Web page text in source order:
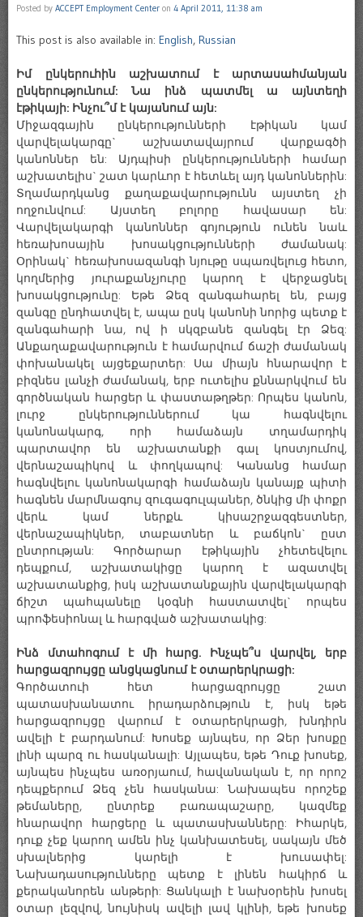
Posted by ACCEPT Employment Center on 4 April 2011, 11:38 am
This post is also available in: English, Russian
Իմ ընկերուհին աշխատում է արտասահմանյան
ընկերությունում: Նա ինձ պատմել ա այնտեղի
էթիկայի: Ինչու՞մ է կայանում այն:
Միջազգային ընկերությունների էթիկան կամ
վարվելակարգը` աշխատավայրում վարքագծի
կանոններ են: Այդպիսի ընկերությունների համար
աշխատելիս` շատ կարևոր է հետևել այդ կանոններին:
Տղամարդկանց քաղաքավարությունն այստեղ չի
ողջունվում: Այստեղ բոլորը հավասար են:
Վարվելակարգի կանոններ գոյություն ունեն նաև
հեռախոսային խոսակցությունների ժամանակ:
Օրինակ` հեռախոսազանգի նյութը սպառվելուց հետո,
կողմերից յուրաքանչյուրը կարող է վերջացնել
խոսակցությունը: Եթե Ձեզ զանգահարել են, բայց
զանգը ընդհատվել է, ապա ըսկ կանոնի նորից պետք է
զանգահարի նա, ով ի սկզբանե զանգել էր Ձեզ:
Անքաղաքավարություն է համարվում ճաշի ժամանակ
փոխանակել այցեքարտեր: Սա միայն հնարավոր է
բիզնես լանչի ժամանակ, երբ ուտելիս քննարկվում են
գործնական հարցեր և փաստաթղթեր: Որպես կանոն,
լուրջ ընկերություններում կա հագնվելու
կանոնակարգ, որի համաձայն տղամարդիկ
պարտավոր են աշխատանքի գալ կոստյումով,
վերնաշապիկով և փողկապով: Կանանց համար
հագնվելու կանոնակարգի համաձայն կանայք պիտի
հագնեն մարմնագույ զուգագուլպաներ, ծնկից մի փոքր
վերև կամ ներքև կիսաշրջազգեստներ,
վերնաշապիկներ, տաբատներ և բաճկոն` ըստ
ընտրության: Գործարար էթիկային չհետեվելու
դեպքում, աշխատակիցը կարող է ազատվել
աշխատանքից, իսկ աշխատանքային վարվելակարգի
ճիշտ պահպանելը կօգնի հաստատվել` որպես
պրոֆեսիոնալ և հարգված աշխատակից:
Ինձ մտահոգում է մի հարց. Ինչպե՞ս վարվել, երբ
հարցազրույցը անցկացնում է օտարերկրացի:
Գործատուի հետ հարցազրույցը շատ
պատասխանատու իրադարձություն է, իսկ եթե
հարցազրույցը վարում է օտարերկրացի, խնդիրն
ավելի է բարդանում: Խոսեք այնպես, որ Ձեր խոսքը
լինի պարզ ու հասկանալի: Այլապես, եթե Դուք խոսեք,
այնպես ինչպես առօրյաում, հավանական է, որ որոշ
դեպքերում Ձեզ չեն հասկանա: Նախապես որոշեք
թեմաները, ընտրեք բառապաշարը, կազմեք
հնարավոր հարցերը և պատասխանները: Իհարկե,
դուք չեք կարող ամեն ինչ կանխատեսել, սակայն մեծ
սխալներից կարելի է խուսափել:
Նախադասությունները պետք է լինեն հակիրճ և
քերականորեն անթերի: Ցանկալի է նախօրեին խոսել
օտար լեզվով, նույնիսկ ավելի լավ կլինի, եթե խոսեք